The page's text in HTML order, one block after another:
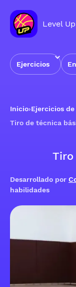
Level
Ejercicios
Inicio›Ejercicios
Tiro de técnica
Desarrollado por
habilidades